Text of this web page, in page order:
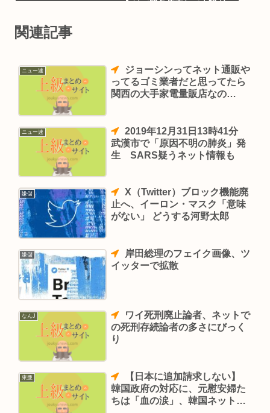
関連記事
ニュー速
ってるゴミ業者だと思ってたら
関西の大手家電量販店なの
ニュー速
2019年12月31日13時41分
武漢市で「原因不明の肺炎」発
生 SARS疑うネット情報も
嫌儲
X（Twitter）ブロック機能廃
止へ、イーロン・マスク「意味
がない」 どうする河野太郎
嫌儲
イッターで拡散
なんJ
の死刑存続論者の多さにびっく
り
東亜
韓国政府の対応に、元慰安婦た
ちは「血の涙」、韓国ネットも